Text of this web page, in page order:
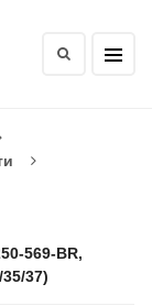
569-BR,
37)